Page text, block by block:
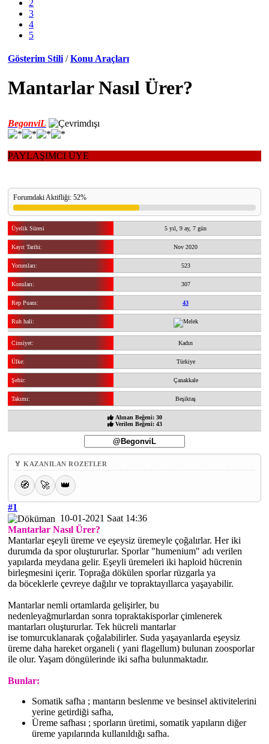
2
3
4
5
Gösterim Stili / Konu Araçları
Mantarlar Nasıl Ürer?
BegonviL
PAYLAŞIMCI ÜYE
Forumdaki Aktifliği: 52%
Üyelik Süresi 5 yıl, 9 ay, 7 gün
Kayıt Tarihi: Nov 2020
Yorumları: 523
Konuları: 307
Rep Puanı: 43
Ruh hali:
Cinsiyet: Kadın
Ülke: Türkiye
Şehir: Çanakkale
Takımı: Beşiktaş
Alınan Beğeni: 30
Verilen Beğeni: 43
🏅 KAZANILAN ROZETLER
🧭 🚀 👑
#1
10-01-2021 Saat 14:36
Mantarlar Nasıl Ürer?
Mantarlar eşeyli üreme ve eşeysiz üremeyle çoğalırlar. Her iki
durumda da spor oluştururlar. Sporlar "humenium" adı verilen
yapılarda meydana gelir. Eşeyli üremeleri iki haploid hücrenin
birleşmesini içerir. Toprağa dökülen sporlar rüzgarla ya
da böceklerle çevreye dağılır ve topraktayıllarca yaşayabilir.
Mantarlar nemli ortamlarda gelişirler, bu
nedenleyağmurlardan sonra topraktakisporlar çimlenerek
mantarları oluştururlar. Tek hücreli mantarlar
ise tomurcuklanarak çoğalabilirler. Suda yaşayanlarda eşeysiz
üreme daha hareket organeli ( yani flagellum) bulunan zoosporlar
ile olur. Yaşam döngülerinde iki safha bulunmaktadır.
Bunlar:
Somatik safha ; mantarın beslenme ve besinsel aktivitelerini
yerine getirdiği safha,
Üreme safhası ; sporların üretimi, somatik yapıların diğer
üreme yapılarında kullanıldığı safha.